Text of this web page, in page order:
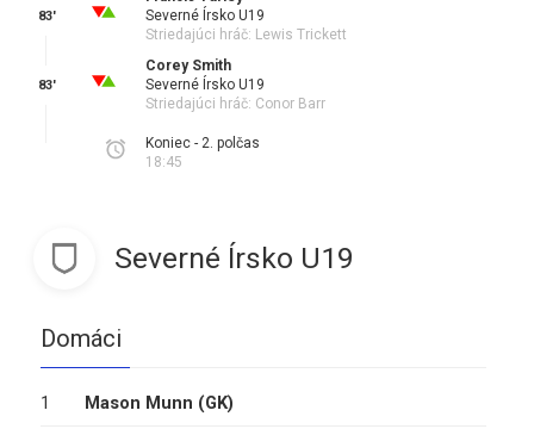
Severné Írsko U19
Striedajúci hráč: Lewis Trickett
83'
Corey Smith
Severné Írsko U19
Striedajúci hráč: Conor Barr
83'
Koniec - 2. polčas
18:45
Severné Írsko U19
Domáci
1 Mason Munn (GK)